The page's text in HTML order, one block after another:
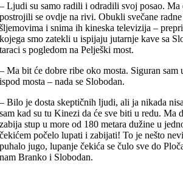
– Ljudi su samo radili i odradili svoj posao. Ma
postrojili se ovdje na rivi. Obukli svečane
šljemovima i snima ih kineska televizija –
kojega smo zatekli u ispijaju jutarnje kave sa
taraci s pogledom na Pelješki most.
– Ma bit će dobre ribe oko mosta. Siguran sam
ispod mosta – nada se Slobodan.
– Bilo je dosta skeptičnih ljudi, ali ja nikada
sam kad su tu Kinezi da će sve biti u redu. Ma
zabija stup u more od 180 metara dužine u
čekićem počelo lupati i zabijati! To je nešto
puhalo jugo, lupanje čekića se čulo sve do
nam Branko i Slobodan.